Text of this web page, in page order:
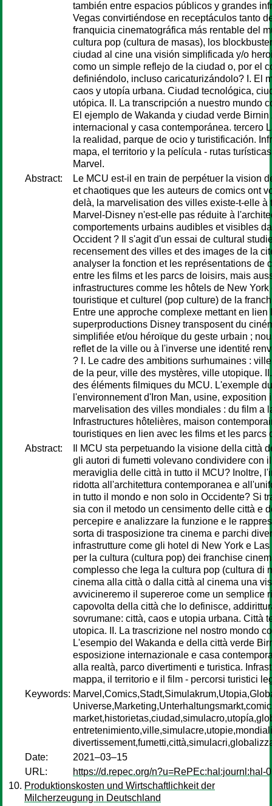
también entre espacios públicos y grandes
Vegas convirtiéndose en receptáculos tanto
franquicia cinematográfica más rentable del
cultura pop (cultura de masas), los
ciudad al cine una visión simplificada y/o
como un simple reflejo de la ciudad o, por el
definiéndolo, incluso caricaturizándolo? I. El
caos y utopía urbana. Ciudad tecnológica,
utópica. II. La transcripción a nuestro mundo
El ejemplo de Wakanda y ciudad verde
internacional y casa contemporánea. tercero
la realidad, parque de ocio y turistificación.
mapa, el territorio y la película - rutas
Marvel.
Abstract:
Le MCU est-il en train de perpétuer la vision
et chaotiques que les auteurs de comics ont
delà, la marvelisation des villes existe-t-elle
Marvel-Disney n'est-elle pas réduite à
comportements urbains audibles et visibles
Occident ? Il s'agit d'un essai de cultural
recensement des villes et des images de la
analyser la fonction et les représentations de
entre les films et les parcs de loisirs, mais
infrastructures comme les hôtels de New
touristique et culturel (pop culture) de la
Entre une approche complexe mettant en
superproductions Disney transposent du
simplifiée et/ou héroïque du geste urbain ;
reflet de la ville ou à l'inverse une identité
? I. Le cadre des ambitions surhumaines :
de la peur, ville des mystères, ville utopique.
des éléments filmiques du MCU. L'exemple
l'environnement d'Iron Man, usine,
marvelisation des villes mondiales : du film a
Infrastructures hôtelières, maison
touristiques en lien avec les films et les parcs
Abstract:
Il MCU sta perpetuando la visione della città
gli autori di fumetti volevano condividere con
meraviglia delle città in tutto il MCU? Inoltre,
ridotta all'architettura contemporanea e
in tutto il mondo e non solo in Occidente? Si
sia con il metodo un censimento delle città e
percepire e analizzare la funzione e le
sorta di trasposizione tra cinema e parchi
infrastrutture come gli hotel di New York e
per la cultura (cultura pop) dei franchise
complesso che lega la cultura pop (cultura di
cinema alla città o dalla città al cinema una
avvicineremo il supereroe come un semplice
capovolta della città che lo definisce,
sovrumane: città, caos e utopia urbana. Città
utopica. II. La trascrizione nel nostro mondo
L'esempio del Wakanda e della città verde
esposizione internazionale e casa
alla realtà, parco divertimenti e turistica.
mappa, il territorio e il film - percorsi turistici
Keywords:
Date:
2021–03–15
URL:
https://d.repec.org/n?u=RePEc:hal:journl:hal-
Produktionskosten und Wirtschaftlichkeit der
Milcherzeugung in Deutschland